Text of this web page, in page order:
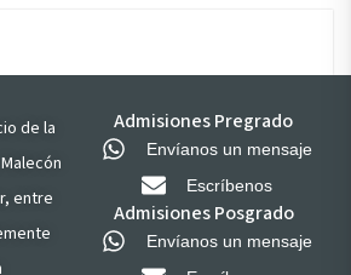
de la
entre
Admisiones Pregrado
Envíanos un mensaje
Escríbenos
Admisiones Posgrado
Envíanos un mensaje